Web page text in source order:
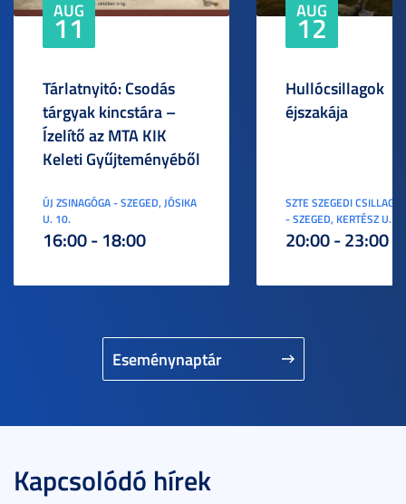
Eseménynaptár
AUG
11
Tárlatnyitó: Csodás
tárgyak kincstára –
Ízelítő az MTA KIK
Keleti Gyűjteményéből
ÚJ ZSINAGÓGA - SZEGED, JÓSIKA
U. 10.
16:00 - 18:00
AUG
12
Hullócsillagok
éjszakája
SZTE SZEGEDI
- SZEGED, KERTÉSZ U. 3.
20:00 - 23:00
Kapcsolódó hírek